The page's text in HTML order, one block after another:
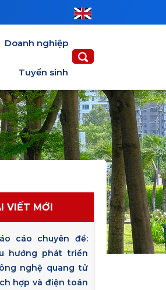
Doanh nghiệp
Tuyển sinh
VIẾT MỚI
cáo chuyên đề:
hướng phát triển
nghệ quang tử
hợp và điện toán